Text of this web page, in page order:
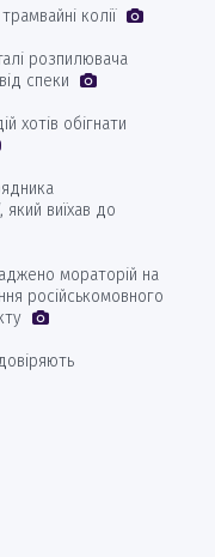
колії
розпилювача
спеки
хотів обігнати
який виїхав до
мораторій на
російськомовного